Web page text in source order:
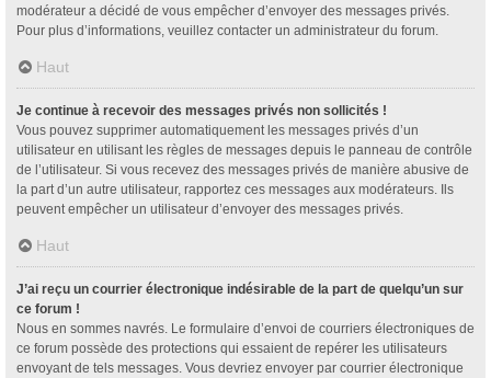
modérateur a décidé de vous empêcher d’envoyer des messages privés.
Pour plus d’informations, veuillez contacter un administrateur du forum.
Haut
Je continue à recevoir des messages privés non sollicités !
Vous pouvez supprimer automatiquement les messages privés d’un
utilisateur en utilisant les règles de messages depuis le panneau de contrôle
de l’utilisateur. Si vous recevez des messages privés de manière abusive de
la part d’un autre utilisateur, rapportez ces messages aux modérateurs. Ils
peuvent empêcher un utilisateur d’envoyer des messages privés.
Haut
J’ai reçu un courrier électronique indésirable de la part de quelqu’un sur
ce forum !
Nous en sommes navrés. Le formulaire d’envoi de courriers électroniques de
ce forum possède des protections qui essaient de repérer les utilisateurs
envoyant de tels messages. Vous devriez envoyer par courrier électronique